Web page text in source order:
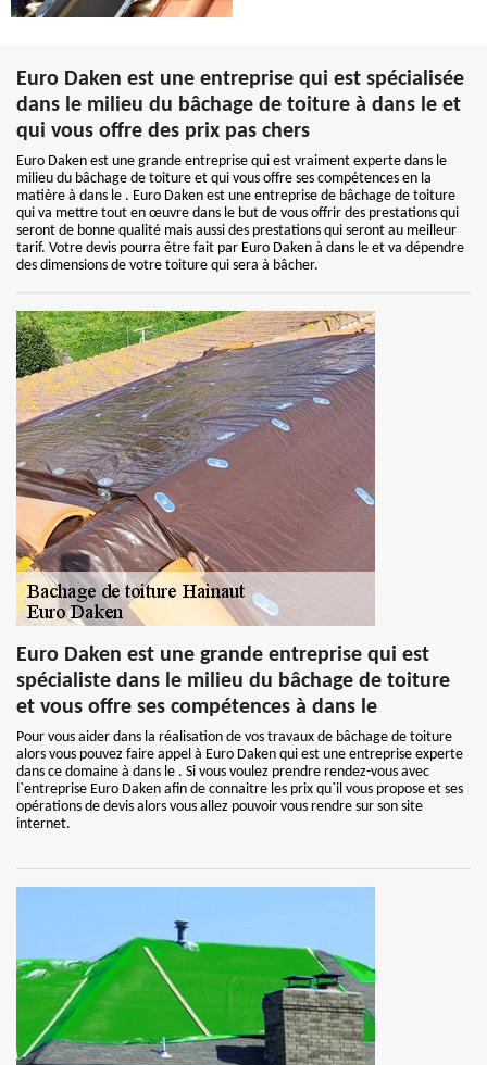
Euro Daken est une entreprise qui est spécialisée
dans le milieu du bâchage de toiture à dans le et
qui vous offre des prix pas chers
Euro Daken est une grande entreprise qui est vraiment experte dans le
milieu du bâchage de toiture et qui vous offre ses compétences en la
matière à dans le . Euro Daken est une entreprise de bâchage de toiture
qui va mettre tout en œuvre dans le but de vous offrir des prestations qui
seront de bonne qualité mais aussi des prestations qui seront au meilleur
tarif. Votre devis pourra être fait par Euro Daken à dans le et va dépendre
des dimensions de votre toiture qui sera à bâcher.
Euro Daken est une grande entreprise qui est
spécialiste dans le milieu du bâchage de toiture
et vous offre ses compétences à dans le
Pour vous aider dans la réalisation de vos travaux de bâchage de toiture
alors vous pouvez faire appel à Euro Daken qui est une entreprise experte
dans ce domaine à dans le . Si vous voulez prendre rendez-vous avec
l`entreprise Euro Daken afin de connaitre les prix qu`il vous propose et ses
opérations de devis alors vous allez pouvoir vous rendre sur son site
internet.